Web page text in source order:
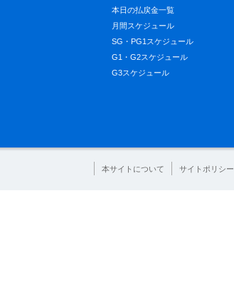
本日の払戻金一覧
月間スケジュール
SG・PG1スケジュール
G1・G2スケジュール
G3スケジュール
本サイトについて サイトポリシー